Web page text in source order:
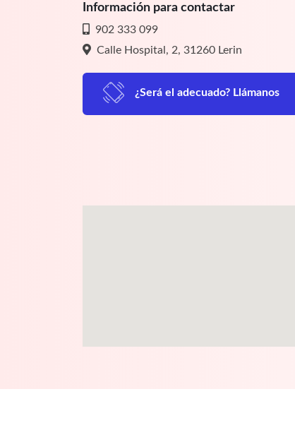
Información para contactar
902 333 099
Calle Hospital, 2, 31260 Lerin
¿Será el adecuado? Llámanos